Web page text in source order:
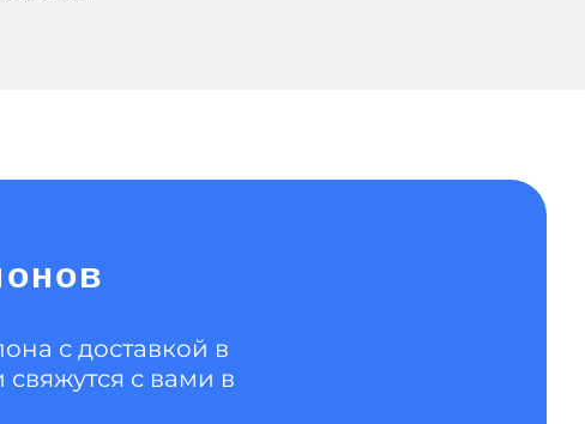
с доставкой в
с вами в